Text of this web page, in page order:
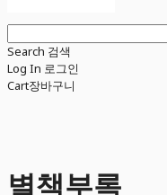
Search 검색
Log In 로그인
Cart장바구니
별책부록